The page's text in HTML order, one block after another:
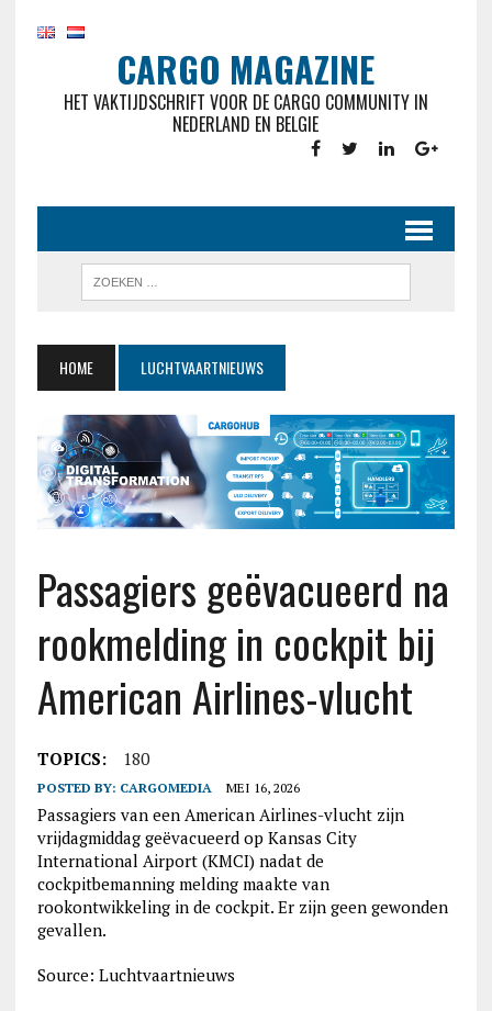
CARGO MAGAZINE
HET VAKTIJDSCHRIFT VOOR DE CARGO COMMUNITY IN
NEDERLAND EN BELGIE
HOME LUCHTVAARTNIEUWS
Passagiers geëvacueerd na
rookmelding in cockpit bij
American Airlines-vlucht
TOPICS: 180
POSTED BY: CARGOMEDIA MEI 16, 2026
Passagiers van een American Airlines-vlucht zijn
vrijdagmiddag geëvacueerd op Kansas City
International Airport (KMCI) nadat de
cockpitbemanning melding maakte van
rookontwikkeling in de cockpit. Er zijn geen gewonden
gevallen.
Source: Luchtvaartnieuws